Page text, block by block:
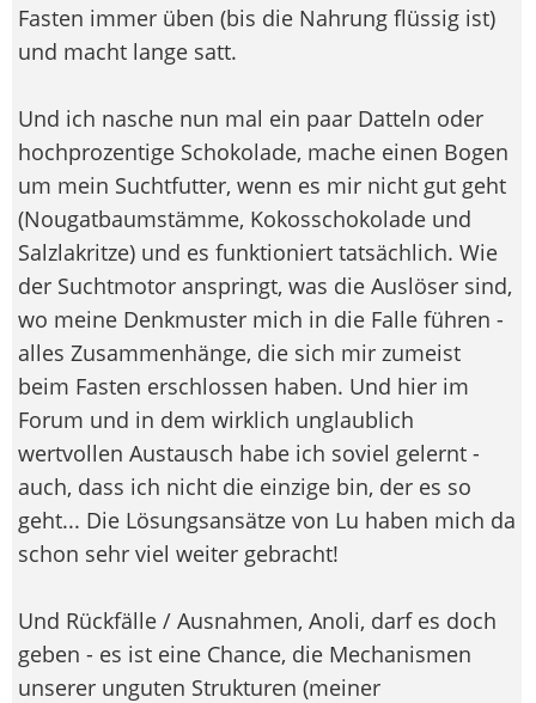
Fasten immer üben (bis die Nahrung flüssig ist)
und macht lange satt.
Und ich nasche nun mal ein paar Datteln oder
hochprozentige Schokolade, mache einen Bogen
um mein Suchtfutter, wenn es mir nicht gut geht
(Nougatbaumstämme, Kokosschokolade und
Salzlakritze) und es funktioniert tatsächlich. Wie
der Suchtmotor anspringt, was die Auslöser sind,
wo meine Denkmuster mich in die Falle führen -
alles Zusammenhänge, die sich mir zumeist
beim Fasten erschlossen haben. Und hier im
Forum und in dem wirklich unglaublich
wertvollen Austausch habe ich soviel gelernt -
auch, dass ich nicht die einzige bin, der es so
geht... Die Lösungsansätze von Lu haben mich da
schon sehr viel weiter gebracht!
Und Rückfälle / Ausnahmen, Anoli, darf es doch
geben - es ist eine Chance, die Mechanismen
unserer unguten Strukturen (meiner